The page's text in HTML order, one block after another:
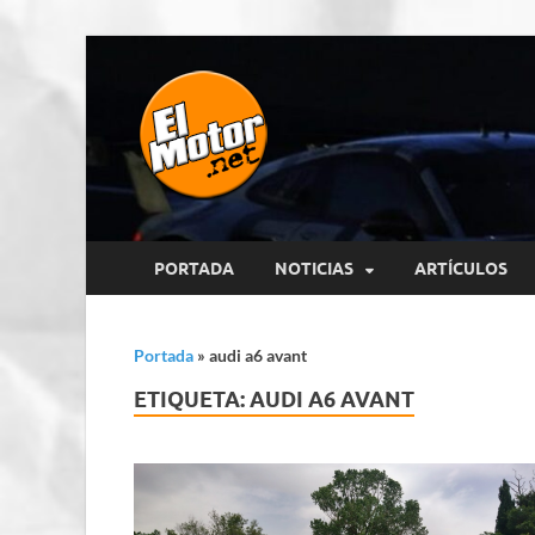
El Motor
PORTADA NOTICIAS ARTÍCULOS
Portada » audi a6 avant
ETIQUETA:AUDI A6 AVANT